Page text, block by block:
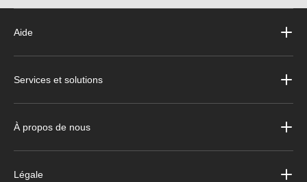
Aide
Services et solutions
À propos de nous
Légale